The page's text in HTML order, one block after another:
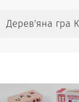
Дерев'яна гра